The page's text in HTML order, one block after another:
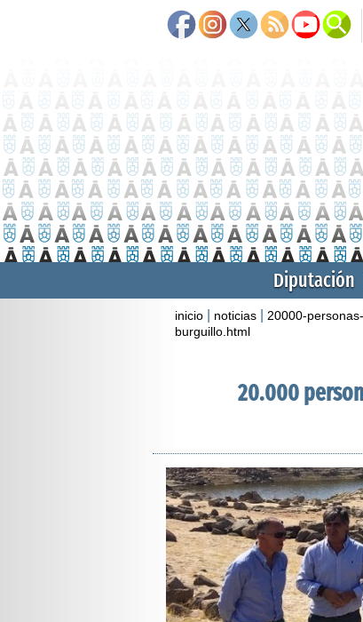
Diputación
inicio noticias
20000-
burguillo.html
20.000